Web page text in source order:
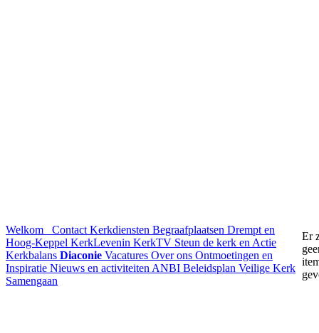
Welkom Contact Kerkdiensten Begraafplaatsen Drempt en
Hoog-Keppel KerkLevenin KerkTV Steun de kerk en Actie
Kerkbalans Diaconie Vacatures Over ons Ontmoetingen en
Inspiratie Nieuws en activiteiten ANBI Beleidsplan Veilige Kerk
Samengaan
Er